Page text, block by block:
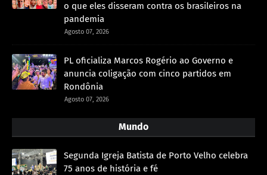
o que eles disseram contra os brasileiros na
pandemia
Agosto 07, 2026
PL oficializa Marcos Rogério ao Governo e
anuncia coligação com cinco partidos em
Rondônia
Agosto 07, 2026
Mundo
Segunda Igreja Batista de Porto Velho celebra
75 anos de história e fé